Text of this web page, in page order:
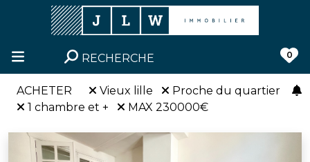
RECHERCHE 0
ACHETER Vieux lille
Proche du quartier
1 chambre et +
MAX 230000€